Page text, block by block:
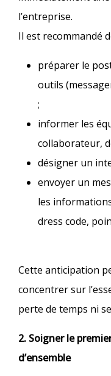
l’entreprise.
Il est recommandé
préparer le
outils
;
informer les
collaborateur,
désigner un
envoyer un
les
dress code,
Cette anticipation
concentrer sur
perte de temps ni
2. Soigner le
d’ensemble